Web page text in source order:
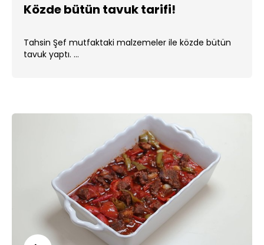
Közde bütün tavuk tarifi!
Tahsin Şef mutfaktaki malzemeler ile közde bütün
tavuk yaptı. ...